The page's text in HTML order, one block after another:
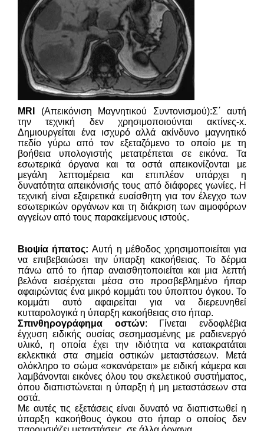
MRI
(Απεικόνιση Μαγνητικού Συντονισμού):Σ΄ αυτή
την τεχνική δεν χρησιμοποιούνται ακτίνες-x.
Δημιουργείται ένα ισχυρό αλλά ακίνδυνο μαγνητικό
πεδίο γύρω από τον εξεταζόμενο το οποίο με τη
βοήθεια υπολογιστής μετατρέπεται σε εικόνα. Τα
εσωτερικά όργανα και τα οστά απεικονίζονται με
μεγάλη λεπτομέρεια και επιπλέον υπάρχει η
δυνατότητα απεικόνισής τους από διάφορες γωνίες. Η
τεχνική είναι εξαιρετικά ευαίσθητη για τον έλεγχο των
εσωτερικών οργάνων και τη διάκριση των αιμοφόρων
αγγείων από τους παρακείμενους ιστούς.
Βιοψία ήπατος: Αυτή η μέθοδος χρησιμοποιείται για
να επιβεβαιώσει την ύπαρξη κακοήθειας. Το δέρμα
πάνω από το ήπαρ αναισθητοποιείται και μια λεπτή
βελόνα εισέρχεται μέσα στο προσβεβλημένο ήπαρ
αφαιρώντας ένα μικρό κομμάτι του ύποπτου όγκου. Το
κομμάτι αυτό αφαιρείται για να διερευνηθεί
κυτταρολογικά η ύπαρξη κακοήθειας στο ήπαρ.
Σπινθηρογράφημα οστών: Γίνεται ενδοφλέβια
έγχυση ειδικής ουσίας σεσημασμένης με ραδιενεργό
υλικό, η οποία έχει την ιδιότητα να κατακρατάται
εκλεκτικά στα σημεία οστικών μεταστάσεων. Μετά
ολόκληρο το σώμα «σκανάρεται» με ειδική κάμερα και
λαμβάνονται εικόνες όλου του σκελετικού συστήματος,
όπου διαπιστώνεται η ύπαρξη ή μη μεταστάσεων στα
οστά.
Με αυτές τις εξετάσεις είναι δυνατό να διαπιστωθεί η
ύπαρξη κακοήθους όγκου στο ήπαρ ο οποίος δεν